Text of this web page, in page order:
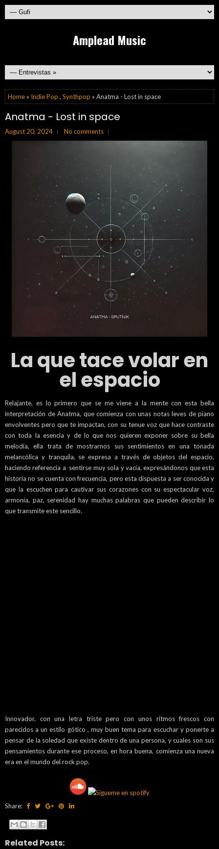
Amplead Music
Home » Indie Pop , Synthpop » Anatma - Lost in space
Anatma - Lost in space
August 20, 2024 No comments
La que tace volar en
el espacio
Relajante, es lo primero que se me viene a la mente con esta bella
interpretación de Anatma, que comienza con unas notas leves de piano
envolventes pero que te impactan, con su tenue voz que hace contraste
con toda la esencia y de lo que nos quieren exponer sobre su bella
melodía, ella trata de mostrarnos sus sentimientos en una tonada
melancólica y tranquila, se expresa a través de objetos del espacio,
haciendo referencia a sentirse muy sola y vacía, expresándonos que esta
historia no se cuenta con frecuencia, pero esta dispuesta a ser conocida y
que la escuchen para cautivar sus corazones con su espectacular voz,
armonía, paz, serenidad hay muchas palabras que pueden describir lo
que transmite este sencillo.
Innovador, con una letra triste pero con unos ritmos frescos con
parecidos a un estilo gótico , muy buen tema para escuchar y ponerte a
pensar de la soledad que existe dentro de una persona, y cuales son sus
pensamientos durante ese proceso, en hora buena, comienza una nueva
era en el mundo del rock pop.
Share:
Related Posts: